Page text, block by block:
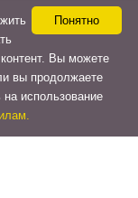
Понятно
Вы можете
вы продолжаете
на использование